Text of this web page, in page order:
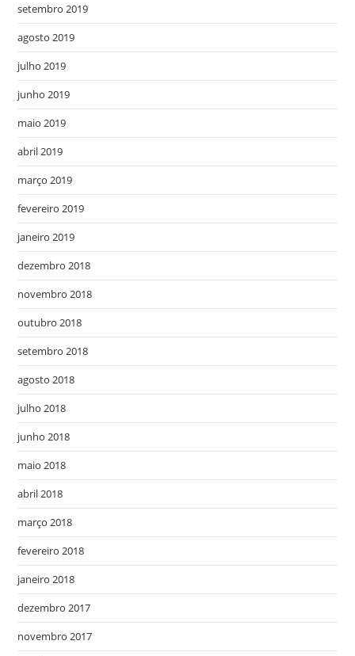
setembro 2019
agosto 2019
julho 2019
junho 2019
maio 2019
abril 2019
março 2019
fevereiro 2019
janeiro 2019
dezembro 2018
novembro 2018
outubro 2018
setembro 2018
agosto 2018
julho 2018
junho 2018
maio 2018
abril 2018
março 2018
fevereiro 2018
janeiro 2018
dezembro 2017
novembro 2017